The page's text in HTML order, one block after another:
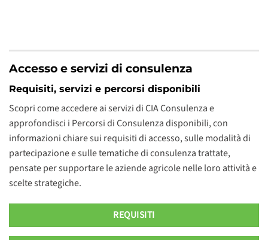
Accesso e servizi di consulenza
Requisiti, servizi e percorsi disponibili
Scopri come accedere ai servizi di CIA Consulenza e
approfondisci i Percorsi di Consulenza disponibili, con
informazioni chiare sui requisiti di accesso, sulle modalità di
partecipazione e sulle tematiche di consulenza trattate,
pensate per supportare le aziende agricole nelle loro attività e
scelte strategiche.
REQUISITI